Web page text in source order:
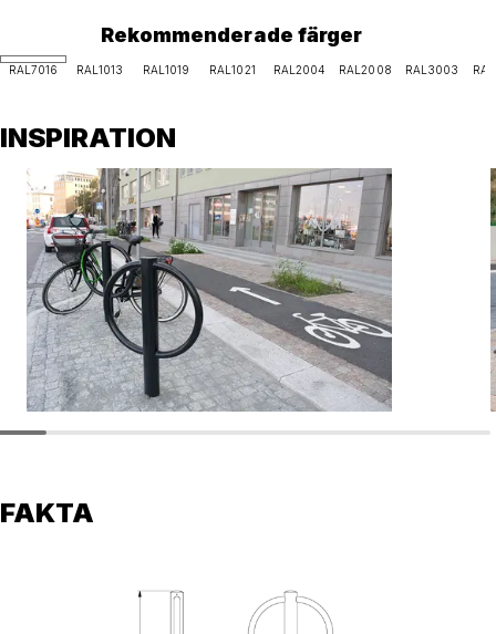
Rekommenderade färger
RAL7016 RAL1013 RAL1019 RAL1021 RAL2004 RAL2008 RAL3003
INSPIRATION
FAKTA